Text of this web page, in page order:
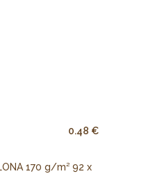
0.48 €